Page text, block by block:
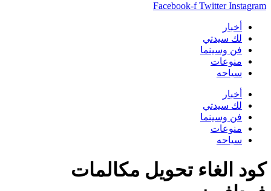
Facebook-f Twitter Instagram
أخبار
لك سيدتي
فن وسينما
منوعات
سياحه
أخبار
لك سيدتي
فن وسينما
منوعات
سياحه
كود الغاء تحويل مكالمات